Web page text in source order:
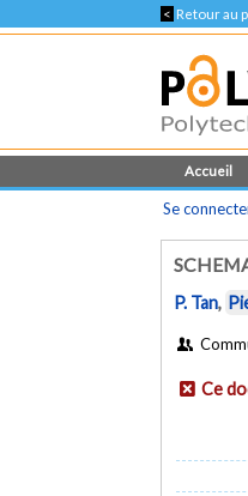
< Retour au
Accueil
Se
P. Tan,
Ce